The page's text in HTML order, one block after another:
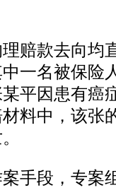
款去向均
一名被保险
平因患有癌
料中，该张
段，专案